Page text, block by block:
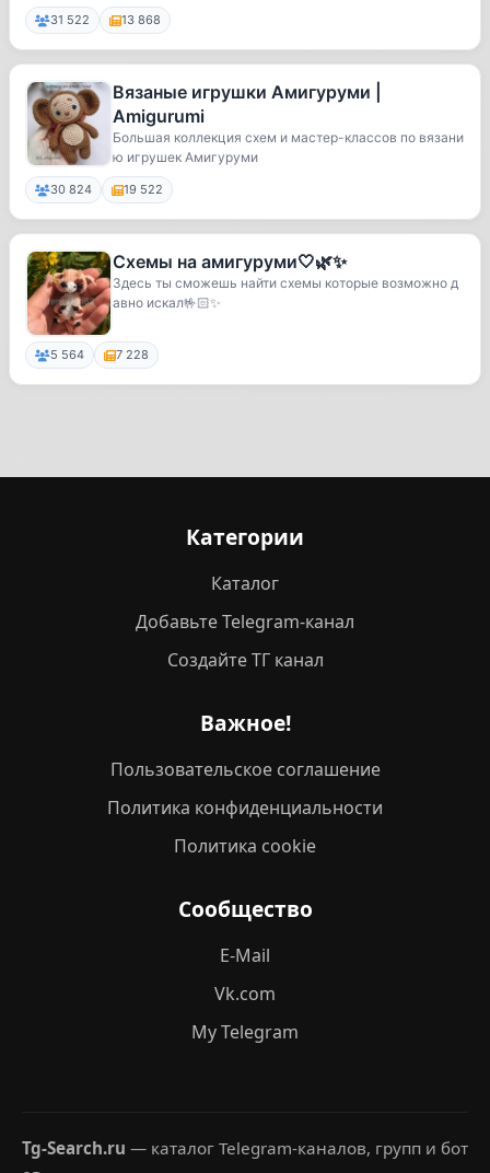
31 522 13 868
Вязаные игрушки Амигуруми |
Amigurumi
Большая коллекция схем и мастер-классов по вязани
ю игрушек Амигуруми
30 824 19 522
Схемы на амигуруми🤍🌿✨
Здесь ты сможешь найти схемы которые возможно д
авно искал🤟🏻✨
5 564 7 228
Категории
Каталог
Добавьте Telegram-канал
Создайте ТГ канал
Важное!
Пользовательское соглашение
Политика конфиденциальности
Политика cookie
Сообщество
E-Mail
Vk.com
My Telegram
Tg-Search.ru — каталог Telegram-каналов, групп и бот